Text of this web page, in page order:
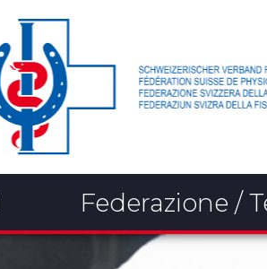
Federazione /